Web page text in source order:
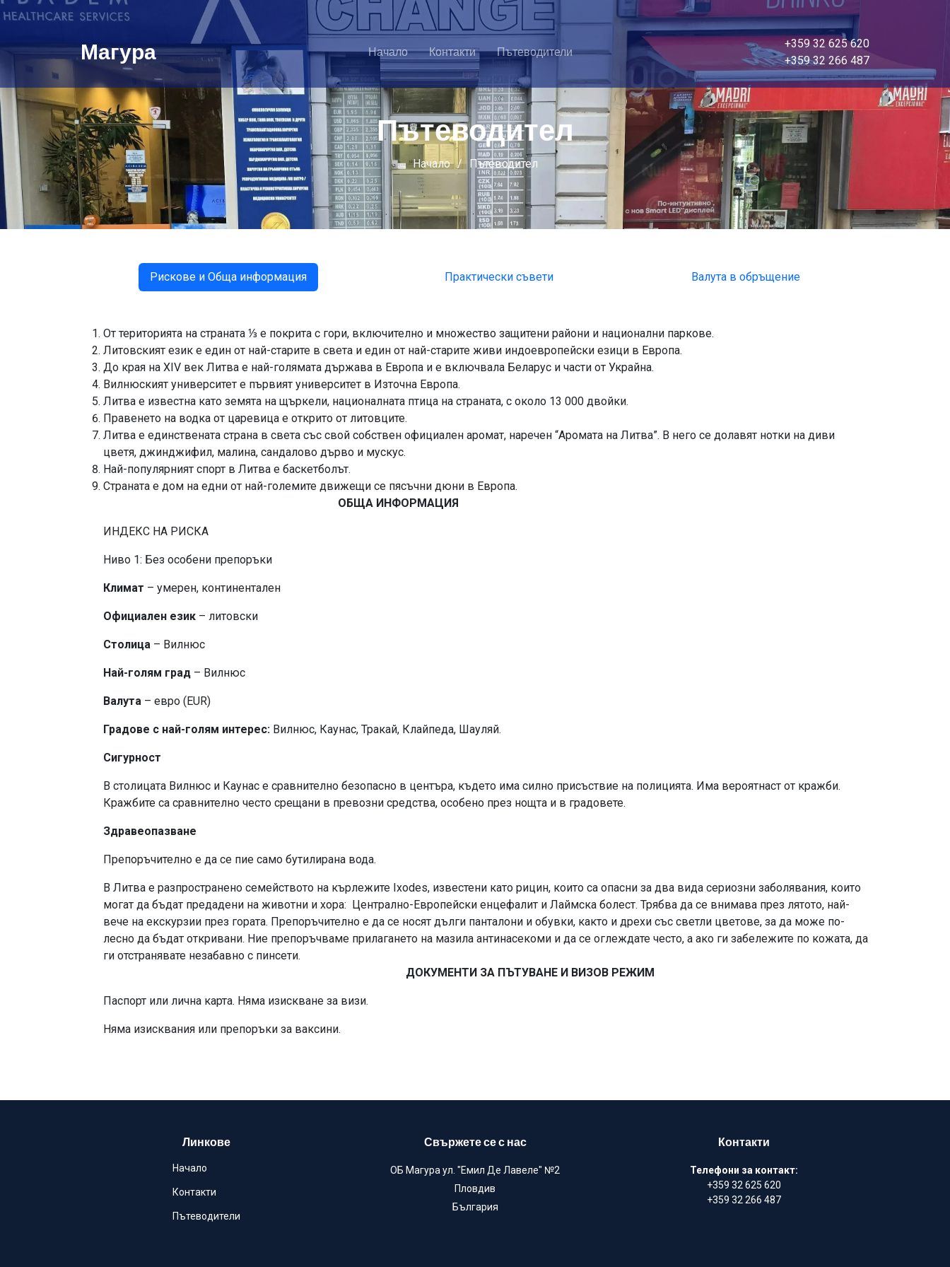
Магура Начало Контакти Пътеводители
+359 32 625 620
+359 32 266 487
Пътеводител
Начало Пътеводител
Рискове и Обща информация Практически съвети Валута в обръщение
От територията на страната ⅓ е покрита с гори, включително и множество защитени райони и национални паркове.
Литовският език е един от най-старите в света и един от най-старите живи индоевропейски езици в Европа.
До края на XIV век Литва е най-голямата държава в Европа и е включвала Беларус и части от Украйна.
Вилнюският университет е първият университет в Източна Европа.
Литва е известна като земята на щъркели, националната птица на страната, с около 13 000 двойки.
Правенето на водка от царевица е открито от литовците.
Литва е единствената страна в света със свой собствен официален аромат, наречен “Аромата на Литва”. В него се долавят нотки на диви
цветя, джинджифил, малина, сандалово дърво и мускус.
Най-популярният спорт в Литва е баскетболът.
Страната е дом на едни от най-големите движещи се пясъчни дюни в Европа.
ОБЩА ИНФОРМАЦИЯ
ИНДЕКС НА РИСКА
Ниво 1: Без особени препоръки
Климат – умерен, континентален
Официален език – литовски
Столица – Вилнюс
Най-голям град – Вилнюс
Валута – евро (EUR)
Градове с най-голям интерес: Вилнюс, Каунас, Тракай, Клайпеда, Шауляй.
Сигурност
В столицата Вилнюс и Каунас е сравнително безопасно в центъра, където има силно присъствие на полицията. Има вероятнаст от кражби.
Кражбите са сравнително често срещани в превозни средства, особено през нощта и в градовете.
Здравеопазване
Препоръчително е да се пие само бутилирана вода.
В Литва е разпространено семейството на кърлежите Ixodes, известени като рицин, които са опасни за два вида сериозни заболявания, които
могат да бъдат предадени на животни и хора: Централно-Европейски енцефалит и Лаймска болест. Трябва да се внимава през лятото, най-
вече на екскурзии през гората. Препоръчително е да се носят дълги панталони и обувки, както и дрехи със светли цветове, за да може по-
лесно да бъдат откривани. Ние препоръчваме прилагането на мазила антинасекоми и да се оглеждате често, а ако ги забележите по кожата, да
ги отстранявате незабавно с пинсети.
ДОКУМЕНТИ ЗА ПЪТУВАНЕ И ВИЗОВ РЕЖИМ
Паспорт или лична карта. Няма изискване за визи.
Няма изисквания или препоръки за ваксини.
Линкове
Начало
Контакти
Пътеводители
Свържете се с нас
ОБ Магура ул. "Емил Де Лавеле" №2
Пловдив
България
Контакти
Телефони за контакт:
+359 32 625 620
+359 32 266 487